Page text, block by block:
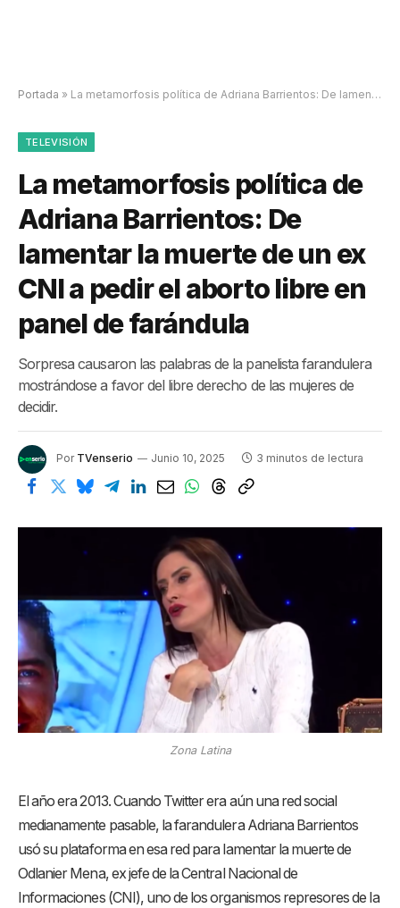
Portada » La metamorfosis política de Adriana Barrientos: De lamentar la muerte de un ex CNI a pedir el aborto libre en panel de farándula
TELEVISIÓN
La metamorfosis política de
Adriana Barrientos: De
lamentar la muerte de un ex
CNI a pedir el aborto libre en
panel de farándula
Sorpresa causaron las palabras de la panelista farandulera
mostrándose a favor del libre derecho de las mujeres de
decidir.
Por TVenserio Junio 10, 2025 3 minutos de lectura
Zona Latina
El año era 2013. Cuando Twitter era aún una red social
medianamente pasable, la farandulera Adriana Barrientos
usó su plataforma en esa red para lamentar la muerte de
Odlanier Mena, ex jefe de la Central Nacional de
Informaciones (CNI), uno de los organismos represores de la